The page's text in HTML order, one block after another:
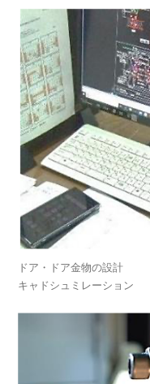
ドア・ドア金物の設計
キャドシュミレーション